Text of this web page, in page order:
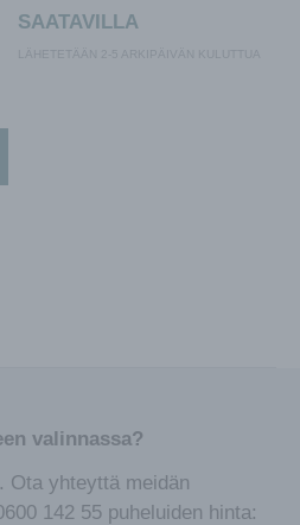
SAATAVILLA
LÄHETETÄÄN 2-5 ARKIPÄIVÄN KULUTTUA
valinnassa?
Ota yhteyttä meidän
142 55 puheluiden hinta: